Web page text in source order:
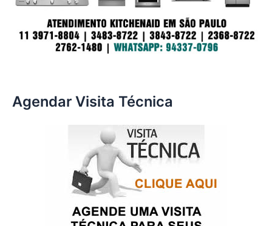
Agendar Visita Técnica